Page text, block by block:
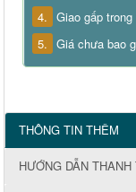
4. Giao gấp trong
5. Giá chưa bao
THÔNG TIN THÊM
HƯỚNG DẪN THANH